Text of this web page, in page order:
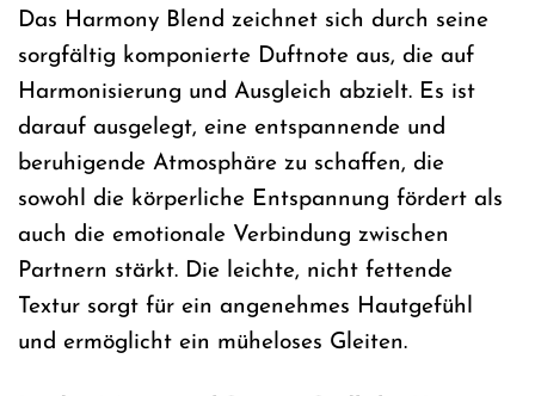
Das Harmony Blend zeichnet sich durch seine
sorgfältig komponierte Duftnote aus, die auf
Harmonisierung und Ausgleich abzielt. Es ist
darauf ausgelegt, eine entspannende und
beruhigende Atmosphäre zu schaffen, die
sowohl die körperliche Entspannung fördert als
auch die emotionale Verbindung zwischen
Partnern stärkt. Die leichte, nicht fettende
Textur sorgt für ein angenehmes Hautgefühl
und ermöglicht ein müheloses Gleiten.